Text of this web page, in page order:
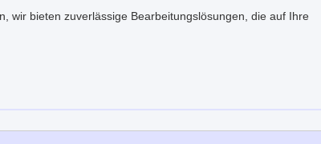
wir bieten zuverlässige Bearbeitungslösungen, die auf Ihre